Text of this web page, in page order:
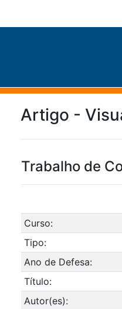
Artigo -
Trabalho de
Curso:
Tipo:
Ano de Defesa:
Título:
Autor(es):